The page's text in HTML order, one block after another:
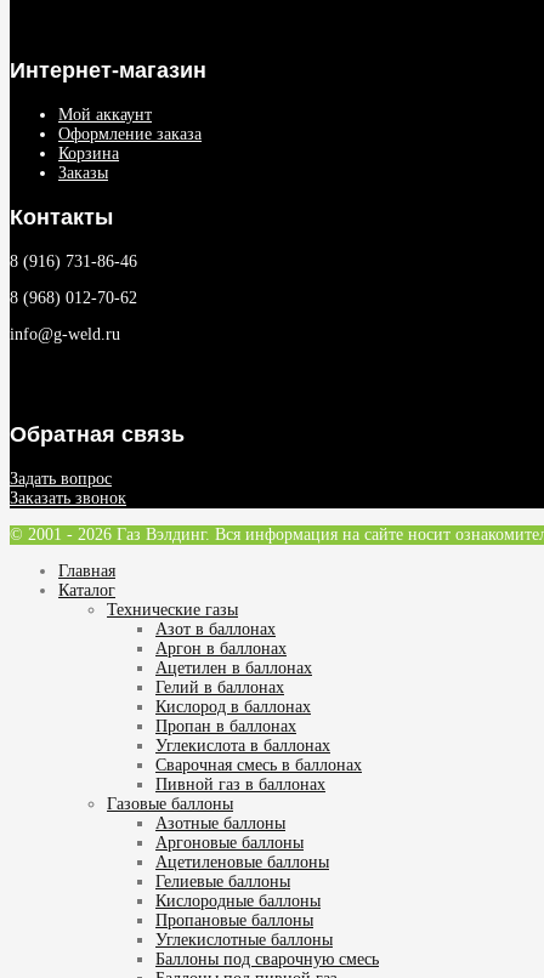
Интернет-магазин
Мой аккаунт
Оформление заказа
Корзина
Заказы
Контакты
8 (916) 731-86-46
8 (968) 012-70-62
info@g-weld.ru
Обратная связь
Задать вопрос
Заказать звонок
© 2001 - 2026 Газ Вэлдинг. Вся информация на сайте носит
Главная
Каталог
Технические газы
Азот в баллонах
Аргон в баллонах
Ацетилен в баллонах
Гелий в баллонах
Кислород в баллонах
Пропан в баллонах
Углекислота в баллонах
Сварочная смесь в баллонах
Пивной газ в баллонах
Газовые баллоны
Азотные баллоны
Аргоновые баллоны
Ацетиленовые баллоны
Гелиевые баллоны
Кислородные баллоны
Пропановые баллоны
Углекислотные баллоны
Баллоны под сварочную смесь